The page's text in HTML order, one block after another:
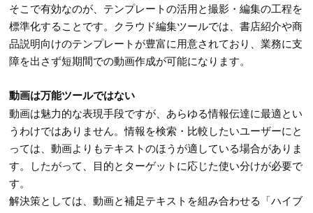
そこで有効なのが、テンプレートの活用と撮影・編集の工程を
標準化することです。クラウド編集ツールでは、書店紹介や商
品説明向けのテンプレートが豊富に用意されており、業務に支
障を出さず短期間での動画作成が可能になります。
動画は万能ツールではない
動画は魅力的な表現手段ですが、あらゆる情報伝達に最適とい
うわけではありません。情報を検索・比較したいユーザーにと
っては、動画よりもテキストのほうが適している場合がありま
す。したがって、目的とターゲットに応じた使い分けが必要で
す。
解決策としては、動画と補足テキストを組み合わせる「ハイブ